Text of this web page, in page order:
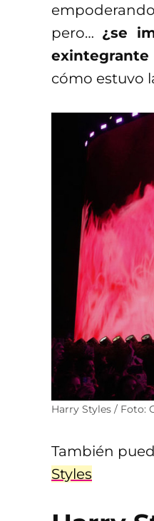
pero… ¿se
exintegrante
cómo estuvo
Harry Styles / Foto:
También
Styles